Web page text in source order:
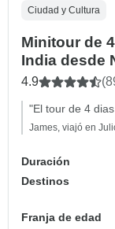
Ciudad y Cultura
Minitour de
India desde
4.9
"El tour de 4
James, viajó en
Duración
Destinos
Franja de edad